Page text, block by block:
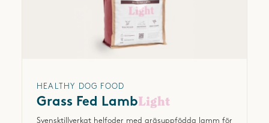
HEALTHY DOG FOOD
Grass Fed LambLight
Svensktillverkat helfoder med gräsuppfödda lamm för